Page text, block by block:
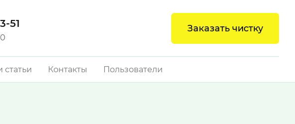
51 Заказать чистку
статьи Контакты Пользователи